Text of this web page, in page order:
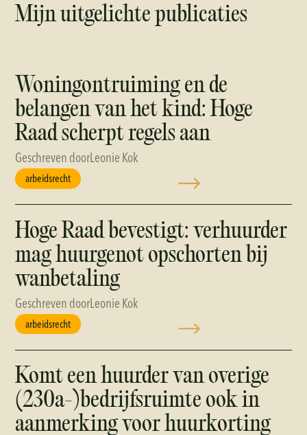
Mijn uitgelichte publicaties
Woningontruiming en de
belangen van het kind: Hoge
Raad scherpt regels aan
Geschreven doorLeonie Kok
arbeidsrecht
Hoge Raad bevestigt: verhuurder
mag huurgenot opschorten bij
wanbetaling
Geschreven doorLeonie Kok
arbeidsrecht
Komt een huurder van overige
(230a-)bedrijfsruimte ook in
aanmerking voor huurkorting